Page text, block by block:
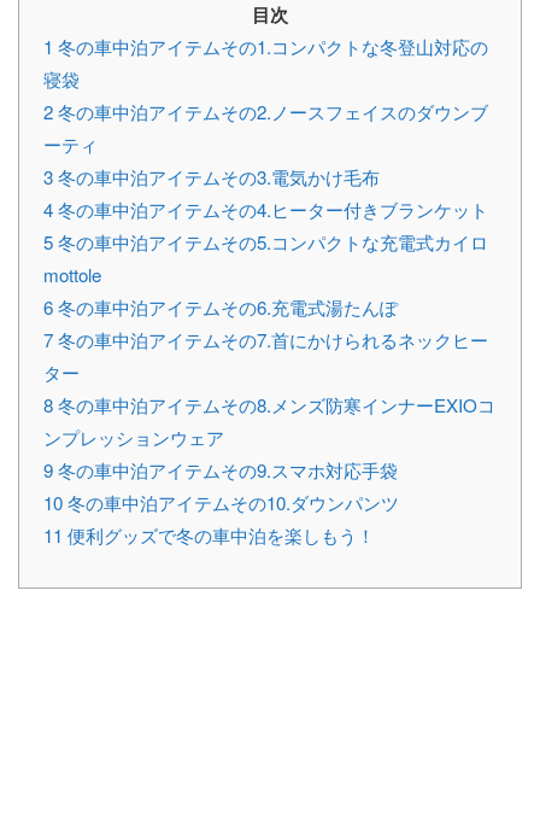
目次
1 冬の車中泊アイテムその1.コンパクトな冬登山対応の
寝袋
2冬の車中泊アイテムその2.ノースフェイスのダウンブ
ーティ
3冬の車中泊アイテムその3.電気かけ毛布
4冬の車中泊アイテムその4.ヒーター付きブランケット
5冬の車中泊アイテムその5.コンパクトな充電式カイロ
mottole
6冬の車中泊アイテムその6.充電式湯たんぽ
7冬の車中泊アイテムその7.首にかけられるネックヒー
ター
8冬の車中泊アイテムその8.メンズ防寒インナーEXIOコ
ンプレッションウェア
9冬の車中泊アイテムその9.スマホ対応手袋
10冬の車中泊アイテムその10.ダウンパンツ
11 便利グッズで冬の車中泊を楽しもう！